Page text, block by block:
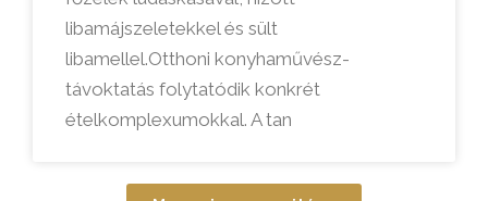
libamájszeletekkel és sült
libamellel.Otthoni konyhaművész-
távoktatás folytatódik konkrét
ételkomplexumokkal. A tan